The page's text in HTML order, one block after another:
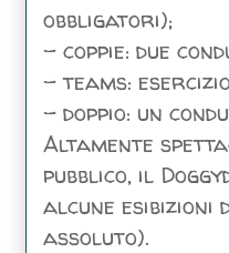
obbligatori);
- coppie: due
- teams:
- doppio: un
Altamente
pubblico, il
alcune
assoluto).